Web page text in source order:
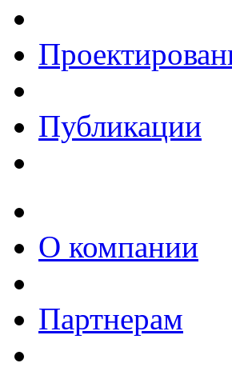
Публикации
О компании
Партнерам